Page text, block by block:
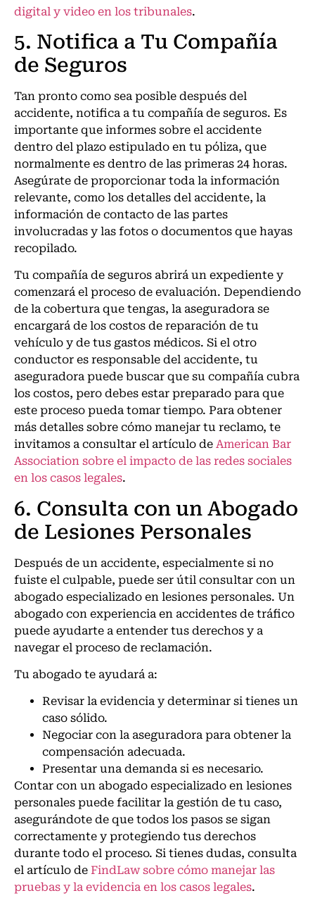
digital y video en los tribunales.
5. Notifica a Tu Compañía
de Seguros
Tan pronto como sea posible después del
accidente, notifica a tu compañía de seguros. Es
importante que informes sobre el accidente
dentro del plazo estipulado en tu póliza, que
normalmente es dentro de las primeras 24 horas.
Asegúrate de proporcionar toda la información
relevante, como los detalles del accidente, la
información de contacto de las partes
involucradas y las fotos o documentos que hayas
recopilado.
Tu compañía de seguros abrirá un expediente y
comenzará el proceso de evaluación. Dependiendo
de la cobertura que tengas, la aseguradora se
encargará de los costos de reparación de tu
vehículo y de tus gastos médicos. Si el otro
conductor es responsable del accidente, tu
aseguradora puede buscar que su compañía cubra
los costos, pero debes estar preparado para que
este proceso pueda tomar tiempo. Para obtener
más detalles sobre cómo manejar tu reclamo, te
invitamos a consultar el artículo de American Bar
Association sobre el impacto de las redes sociales
en los casos legales.
6. Consulta con un Abogado
de Lesiones Personales
Después de un accidente, especialmente si no
fuiste el culpable, puede ser útil consultar con un
abogado especializado en lesiones personales. Un
abogado con experiencia en accidentes de tráfico
puede ayudarte a entender tus derechos y a
navegar el proceso de reclamación.
Tu abogado te ayudará a:
Revisar la evidencia y determinar si tienes un
caso sólido.
Negociar con la aseguradora para obtener la
compensación adecuada.
Presentar una demanda si es necesario.
Contar con un abogado especializado en lesiones
personales puede facilitar la gestión de tu caso,
asegurándote de que todos los pasos se sigan
correctamente y protegiendo tus derechos
durante todo el proceso. Si tienes dudas, consulta
el artículo de FindLaw sobre cómo manejar las
pruebas y la evidencia en los casos legales.